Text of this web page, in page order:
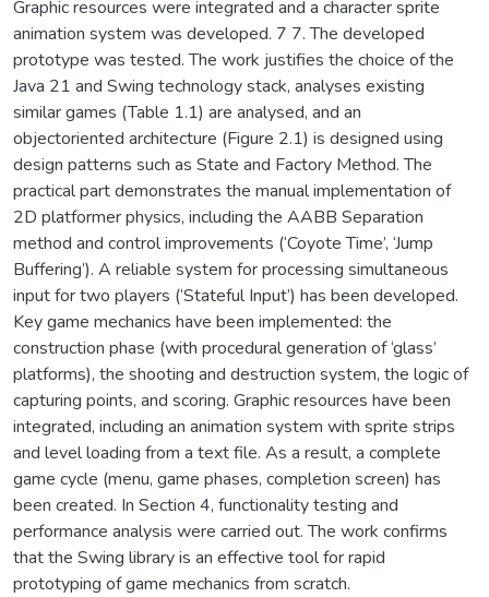
Graphic resources were integrated and a character sprite
animation system was developed. 7 7. The developed
prototype was tested. The work justifies the choice of the
Java 21 and Swing technology stack, analyses existing
similar games (Table 1.1) are analysed, and an
objectoriented architecture (Figure 2.1) is designed using
design patterns such as State and Factory Method. The
practical part demonstrates the manual implementation of
2D platformer physics, including the AABB Separation
method and control improvements (‘Coyote Time’, ‘Jump
Buffering’). A reliable system for processing simultaneous
input for two players (‘Stateful Input’) has been developed.
Key game mechanics have been implemented: the
construction phase (with procedural generation of ‘glass’
platforms), the shooting and destruction system, the logic of
capturing points, and scoring. Graphic resources have been
integrated, including an animation system with sprite strips
and level loading from a text file. As a result, a complete
game cycle (menu, game phases, completion screen) has
been created. In Section 4, functionality testing and
performance analysis were carried out. The work confirms
that the Swing library is an effective tool for rapid
prototyping of game mechanics from scratch.